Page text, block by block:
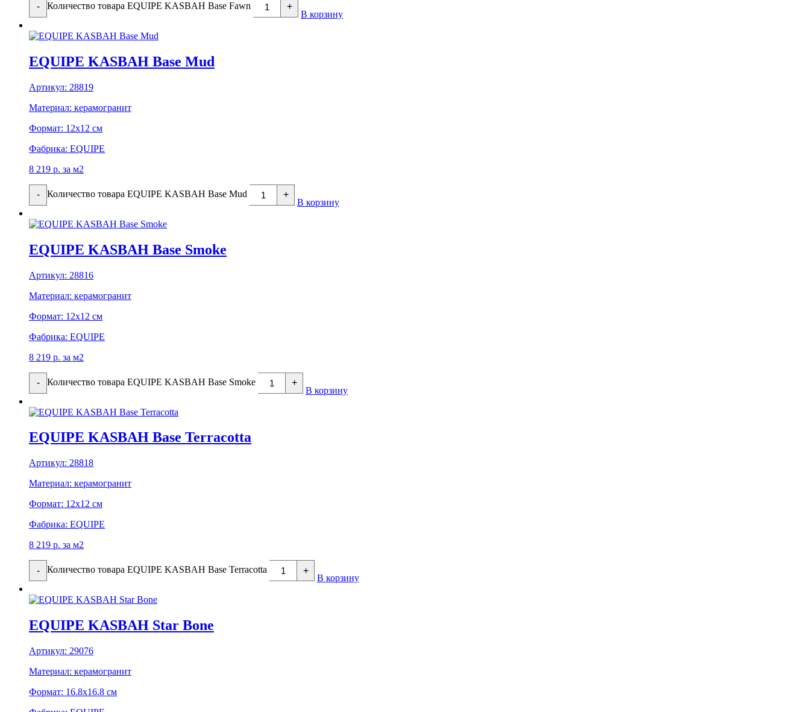
- Количество товара EQUIPE KASBAH Base Fawn +
В корзину
EQUIPE KASBAH Base Mud
Артикул: 28819
Материал: керамогранит
Формат: 12x12 см
Фабрика: EQUIPE
8 219 р. за м2
- Количество товара EQUIPE KASBAH Base Mud +
В корзину
EQUIPE KASBAH Base Smoke
Артикул: 28816
Материал: керамогранит
Формат: 12x12 см
Фабрика: EQUIPE
8 219 р. за м2
- Количество товара EQUIPE KASBAH Base Smoke +
В корзину
EQUIPE KASBAH Base Terracotta
Артикул: 28818
Материал: керамогранит
Формат: 12x12 см
Фабрика: EQUIPE
8 219 р. за м2
- Количество товара EQUIPE KASBAH Base Terracotta +
В корзину
EQUIPE KASBAH Star Bone
Артикул: 29076
Материал: керамогранит
Формат: 16.8x16.8 см